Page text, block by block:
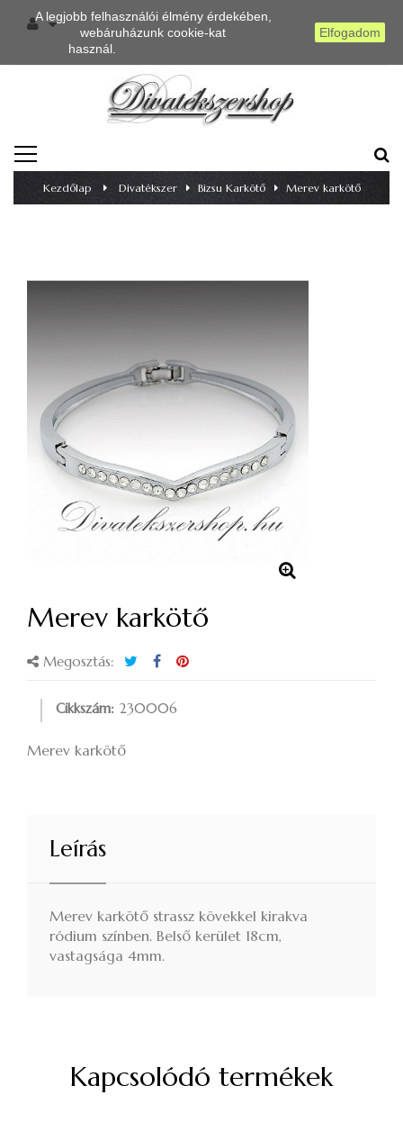
A legjobb felhasználói élmény érdekében,
webáruházunk cookie-kat
használ.
Elfogadom
TOGGLE
NAVIGATION
Kezdőlap > Divatékszer > Bizsu Karkötő > Merev karkötő
Merev karkötő
Megosztás:
Cikkszám: 230006
Merev karkötő
Leírás
Merev karkötő strassz kövekkel kirakva
ródium színben. Belső kerület 18cm,
vastagsága 4mm.
Kapcsolódó termékek